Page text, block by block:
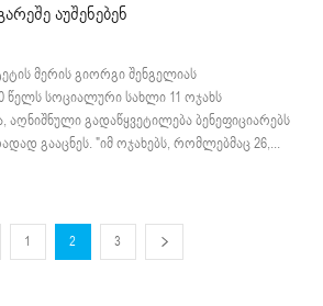
აუშენებენ
მერის გიორგი შენგელიას
წელს სოციალური სახლი 11 ოჯახს
აღნიშნული გადაწყვეტილება ბენეფიციარებს
გააცნეს. "იმ ოჯახებს, რომლებმაც 26,...
1 2 3